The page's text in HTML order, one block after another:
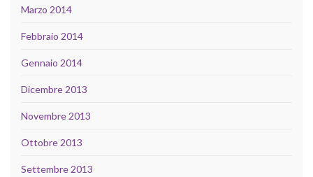
Marzo 2014
Febbraio 2014
Gennaio 2014
Dicembre 2013
Novembre 2013
Ottobre 2013
Settembre 2013